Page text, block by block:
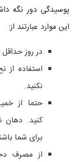
پوسیدگی دور نگه
این موارد عبارتند از:
در روز
استفاده از
نکنید.
حتما از
کنید. دهان
برای شما
از مصرف